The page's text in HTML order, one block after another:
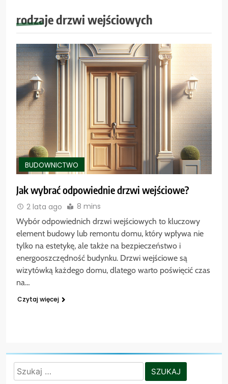
rodzaje drzwi wejściowych
BUDOWNICTWO
Jak wybrać odpowiednie drzwi wejściowe?
2 lata ago 8 mins
Wybór odpowiednich drzwi wejściowych to kluczowy
element budowy lub remontu domu, który wpływa nie
tylko na estetykę, ale także na bezpieczeństwo i
energooszczędność budynku. Drzwi wejściowe są
wizytówką każdego domu, dlatego warto poświęcić czas
na…
Czytaj więcej
Szukaj: